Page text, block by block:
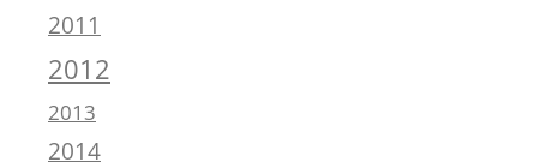
2011
2012
2013
2014